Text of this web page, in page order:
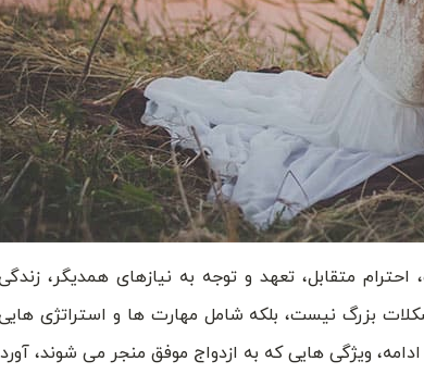
متقابل، تعهد و توجه به نیازهای همدیگر،
بزرگ نیست، بلکه شامل مهارت ها و استراتژی
ویژگی هایی که به ازدواج موفق منجر می شوند،